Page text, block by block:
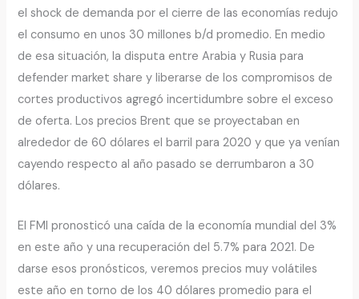
el shock de demanda por el cierre de las economías redujo
el consumo en unos 30 millones b/d promedio. En medio
de esa situación, la disputa entre Arabia y Rusia para
defender market share y liberarse de los compromisos de
cortes productivos agregó incertidumbre sobre el exceso
de oferta. Los precios Brent que se proyectaban en
alrededor de 60 dólares el barril para 2020 y que ya venían
cayendo respecto al año pasado se derrumbaron a 30
dólares.
El FMI pronosticó una caída de la economía mundial del 3%
en este año y una recuperación del 5.7% para 2021. De
darse esos pronósticos, veremos precios muy volátiles
este año en torno de los 40 dólares promedio para el